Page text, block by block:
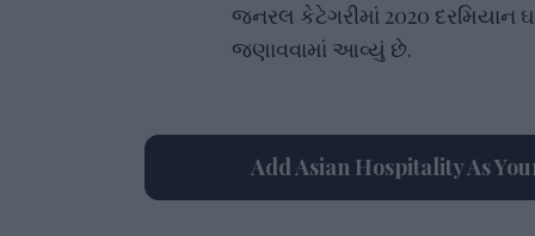
જનરલ કેટેગરીમાં 2020 દરમિયાન
જણાવવામાં આવ્યું છે.
Add Asian Hospitality As